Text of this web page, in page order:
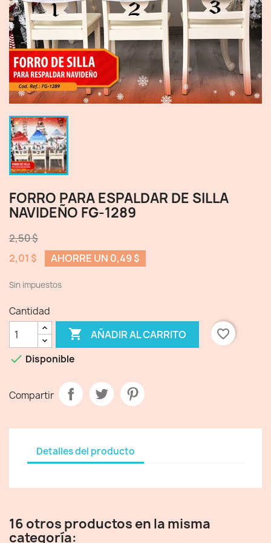
FORRO PARA ESPALDAR DE SILLA
NAVIDEÑO FG-1289
2,50 $
2,01 $
AHORRE UN 0,49 $
Sin impuestos
Cantidad
 AÑADIR AL CARRITO
favorite_border
 Disponible
Compartir
Detalles del producto
16 otros productos en la misma
categoría: